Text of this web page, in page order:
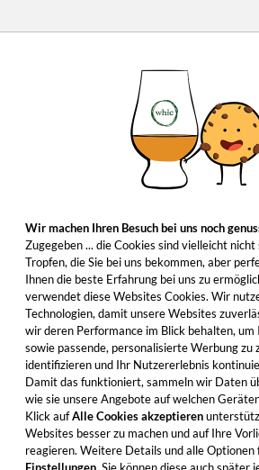
Wir machen Ihren Besuch bei uns noch
Zugegeben ... die Cookies sind vielleicht
Tropfen, die Sie bei uns bekommen, aber
Ihnen die beste Erfahrung bei uns zu
verwendet diese Websites Cookies. Wir
Technologien, damit unsere Websites
wir deren Performance im Blick behalten,
sowie passende, personalisierte Werbung zu
identifizieren und Ihr Nutzererlebnis
Damit das funktioniert, sammeln wir Daten
wie sie unsere Angebote auf welchen
Klick aufAlle Cookies akzeptieren
Websites besser zu machen und auf Ihre
reagieren. Weitere Details und alle Optionen